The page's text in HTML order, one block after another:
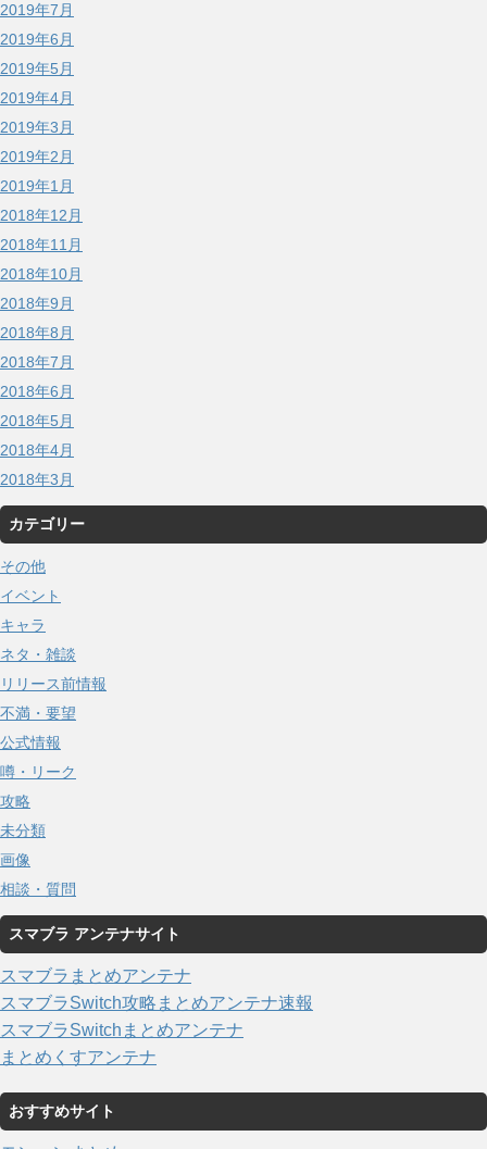
2019年7月
2019年6月
2019年5月
2019年4月
2019年3月
2019年2月
2019年1月
2018年12月
2018年11月
2018年10月
2018年9月
2018年8月
2018年7月
2018年6月
2018年5月
2018年4月
2018年3月
カテゴリー
その他
イベント
キャラ
ネタ・雑談
リリース前情報
不満・要望
公式情報
噂・リーク
攻略
未分類
画像
相談・質問
スマブラ アンテナサイト
スマブラまとめアンテナ
スマブラSwitch攻略まとめアンテナ速報
スマブラSwitchまとめアンテナ
まとめくすアンテナ
おすすめサイト